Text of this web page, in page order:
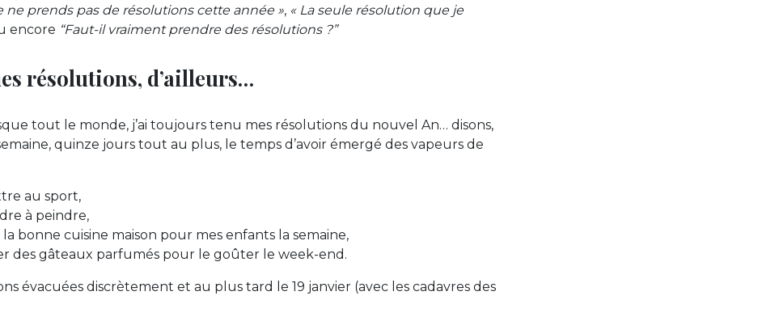
ne prends pas de résolutions cette année », « La seule résolution que je
encore “Faut-il vraiment prendre des résolutions ?”
résolutions, d’ailleurs…
tout le monde, j’ai toujours tenu mes résolutions du nouvel An… disons,
quinze jours tout au plus, le temps d’avoir émergé des vapeurs de
au sport,
à peindre,
bonne cuisine maison pour mes enfants la semaine,
des gâteaux parfumés pour le goûter le week-end.
évacuées discrètement et au plus tard le 19 janvier (avec les cadavres des